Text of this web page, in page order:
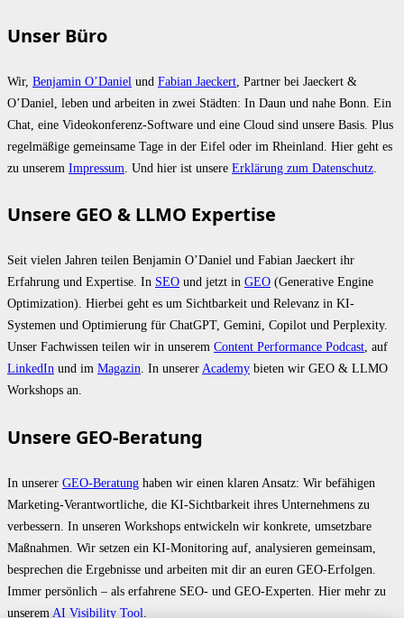
Unser Büro
Wir, Benjamin O’Daniel und Fabian Jaeckert , Partner bei Jaeckert &
O’Daniel, leben und arbeiten in zwei Städten: In Daun und nahe Bonn. Ein
Chat, eine Videokonferenz-Software und eine Cloud sind unsere Basis. Plus
regelmäßige gemeinsame Tage in der Eifel oder im Rheinland. Hier geht es
zu unserem Impressum . Und hier ist unsere Erklärung zum Datenschutz
Unsere GEO & LLMO Expertise
Seit vielen Jahren teilen Benjamin O’Daniel und Fabian Jaeckert ihr
Erfahrung und Expertise. In SEO und jetzt in GEO (Generative Engine
Optimization). Hierbei geht es um Sichtbarkeit und Relevanz in KI-
Systemen und Optimierung für ChatGPT, Gemini, Copilot und Perplexity.
Unser Fachwissen teilen wir in unserem Content Performance Podcast, auf
LinkedIn und im Magazin. In unsererAcademy bieten wir GEO & LLMO
Workshops an.
Unsere GEO-Beratung
In unserer GEO-Beratung haben wir einen klaren Ansatz: Wir befähigen
Marketing-Verantwortliche, die KI-Sichtbarkeit ihres Unternehmens zu
verbessern. In unseren Workshops entwickeln wir konkrete, umsetzbare
Maßnahmen. Wir setzen ein KI-Monitoring auf, analysieren gemeinsam,
besprechen die Ergebnisse und arbeiten mit dir an euren GEO-Erfolgen.
Immer persönlich – als erfahrene SEO- und GEO-Experten. Hier mehr zu
unserem AI Visibility Tool